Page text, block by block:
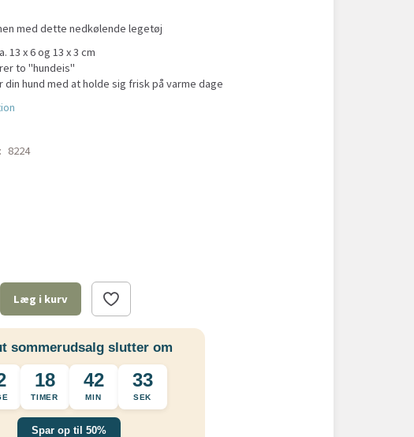
med dette nedkølende legetøj
13 x 6 og 13 x 3 cm
to "hundeis"
hund med at holde sig frisk på varme dage
8224
Læg i kurv
sommerudsalg slutter om
18
TIMER
42
MIN
33
SEK
Spar op til 50%